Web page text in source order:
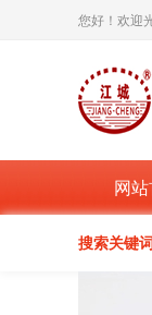
您好！欢迎
网
搜索关键